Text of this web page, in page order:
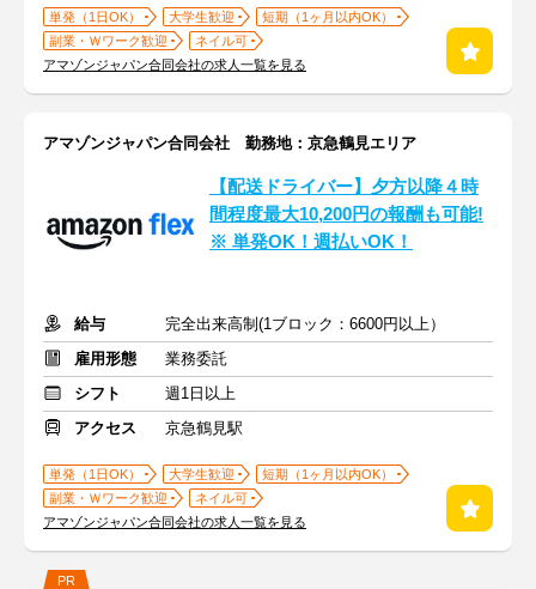
単発（1日OK） 大学生歓迎
短期（1ヶ月以内OK）
副業・Ｗワーク歓迎
ネイル可
アマゾンジャパン合同会社の求人一覧を見る
アマゾンジャパン合同会社 勤務地：京急鶴見エリア
【配送ドライバー】夕方以降４時
間程度最大10,200円の報酬も可能!
※ 単発OK！週払いOK！
給与
完全出来高制(1ブロック：6600円以上）
雇用形態
業務委託
シフト
週1日以上
アクセス
京急鶴見駅
単発（1日OK） 大学生歓迎
短期（1ヶ月以内OK）
副業・Ｗワーク歓迎
ネイル可
アマゾンジャパン合同会社の求人一覧を見る
PR